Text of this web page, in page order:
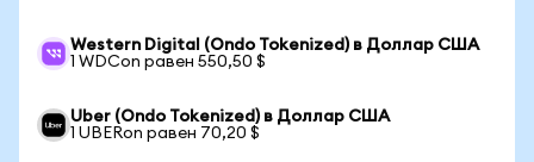
Western Digital (Ondo Tokenized) в Доллар США
1 WDCon равен 550,50 $
Uber (Ondo Tokenized) в Доллар США
1 UBERon равен 70,20 $